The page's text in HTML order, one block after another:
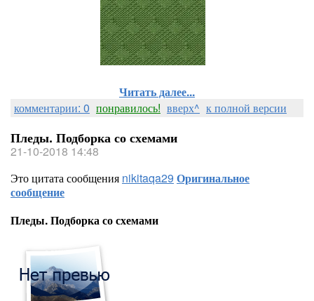
Читать далее...
комментарии: 0 понравилось! вверх^ к полной версии
Пледы. Подборка со схемами
21-10-2018 14:48
Это цитата сообщения nikitaqa29 Оригинальное
сообщение
Пледы. Подборка со схемами